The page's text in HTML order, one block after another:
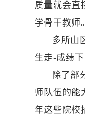
质量就会直
学骨干教师
多所山
生走-成绩下
除了部
师队伍的能
年这些院校